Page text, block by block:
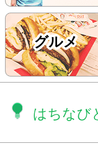
グルメ
はちなび